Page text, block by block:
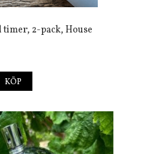
timer, 2-pack, House
KÖP